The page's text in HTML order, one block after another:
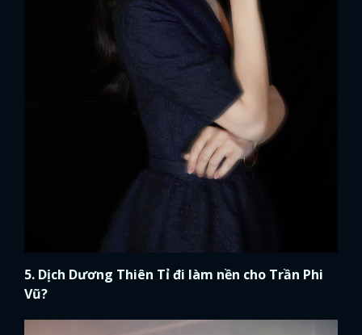
5. Dịch Dương Thiên Tỉ đi làm nền cho Trần Phi
Vũ?